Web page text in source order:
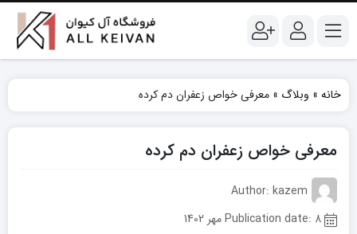
خانه » وبلاگ » معرفی خواص زعفران دم کرده
معرفی خواص زعفران دم کرده
Author: kazem